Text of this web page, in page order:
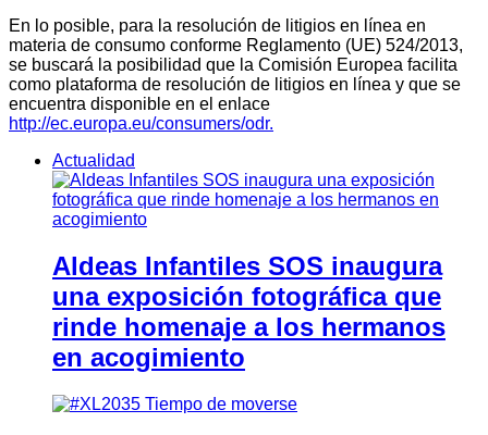
En lo posible, para la resolución de litigios en línea en
materia de consumo conforme Reglamento (UE) 524/2013,
se buscará la posibilidad que la Comisión Europea facilita
como plataforma de resolución de litigios en línea y que se
encuentra disponible en el enlace
http://ec.europa.eu/consumers/odr.
Actualidad
Aldeas Infantiles SOS inaugura
una exposición fotográfica que
rinde homenaje a los hermanos
en acogimiento